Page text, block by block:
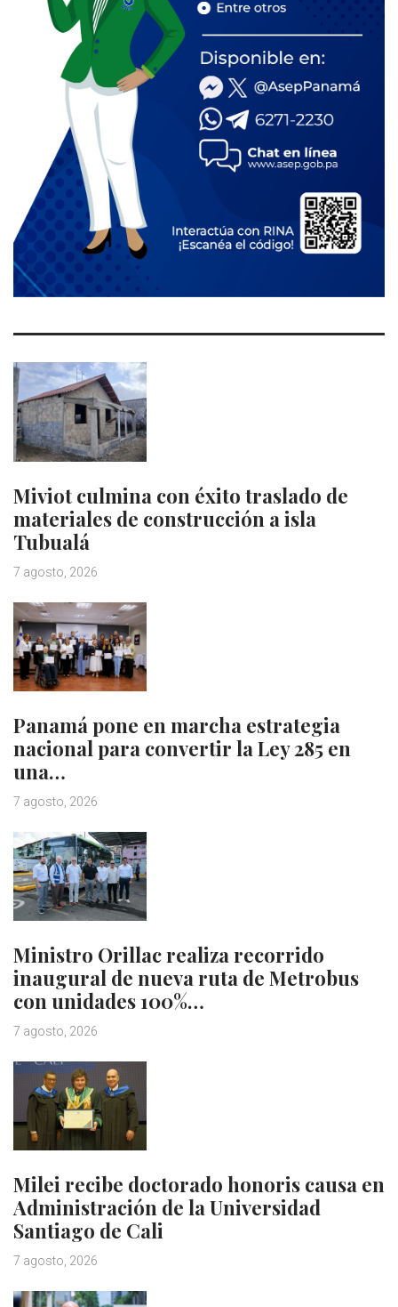
Miviot culmina con éxito traslado de
materiales de construcción a isla
Tubualá
7 agosto, 2026
Panamá pone en marcha estrategia
nacional para convertir la Ley 285 en
una…
7 agosto, 2026
Ministro Orillac realiza recorrido
inaugural de nueva ruta de Metrobus
con unidades 100%…
7 agosto, 2026
Milei recibe doctorado honoris causa en
Administración de la Universidad
Santiago de Cali
7 agosto, 2026